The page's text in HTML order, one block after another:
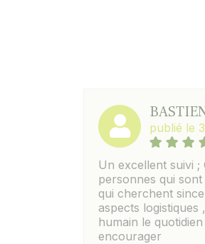
publié le
Un excellent suivi ;
personnes qui
qui cherchent
aspects
humain le
encourager